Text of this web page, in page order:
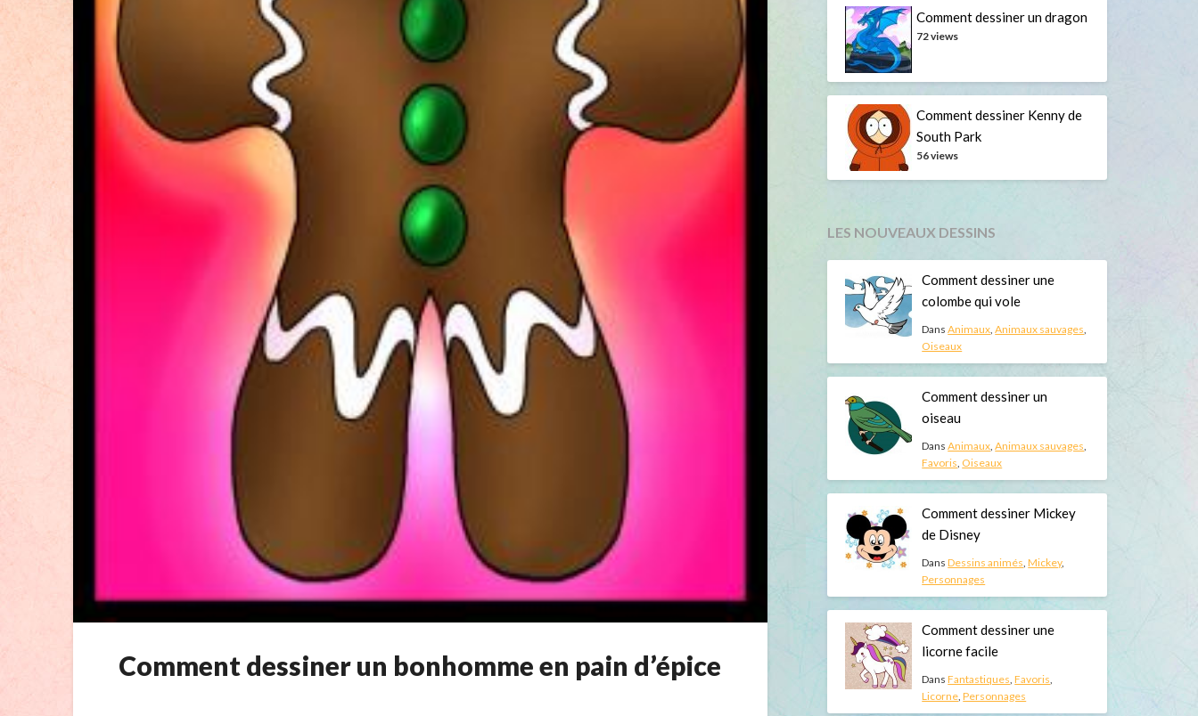
Comment dessiner un bonhomme en pain d’épice
Comment dessiner un dragon
72 views
Comment dessiner Kenny de
South Park
56 views
LES NOUVEAUX DESSINS
Comment dessiner une
colombe qui vole
DansAnimaux ,Animaux sauvages
Oiseaux
Comment dessiner un
oiseau
DansAnimaux ,Animaux sauvages
Favoris Oiseaux
Comment dessiner Mickey
de Disney
DansDessins animés ,Mickey,
Personnages
Comment dessiner une
licorne facile
DansFantastiques ,Favoris
Licorne ,Personnages